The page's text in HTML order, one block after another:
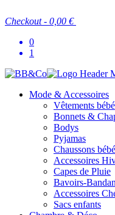
Checkout - 0,00 €
0
1
Mode & Accessoires
Vêtements bébé
Bonnets &
Bodys
Pyjamas
Chaussons bébé
Accessoires
Capes de Pluie
Bavoirs-
Accessoires
Sacs enfants